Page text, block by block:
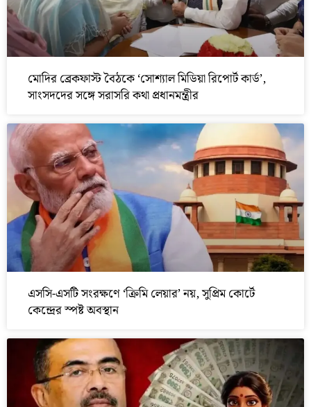
মোদির ব্রেকফাস্ট বৈঠকে ‘সোশ্যাল মিডিয়া রিপোর্ট কার্ড’,
সাংসদদের সঙ্গে সরাসরি কথা প্রধানমন্ত্রীর
এসসি-এসটি সংরক্ষণে ‘ক্রিমি লেয়ার’ নয়, সুপ্রিম কোর্টে
কেন্দ্রের স্পষ্ট অবস্থান